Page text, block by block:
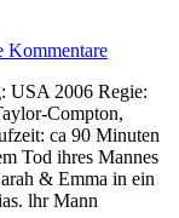
KommentareZombies
USA 2006 Regie:
Compton,
ca 90 Minuten
Tod ihres Mannes
& Emma in ein
lhr Mann